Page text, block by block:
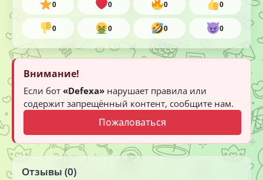
0 0 0 0
0 0 0 0
Внимание!
Если бот «Defexa» нарушает правила или
содержит запрещённый контент, сообщите нам.
Пожаловаться
Отзывы (0)